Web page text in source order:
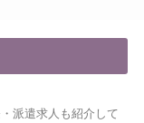
派遣求人も紹介して